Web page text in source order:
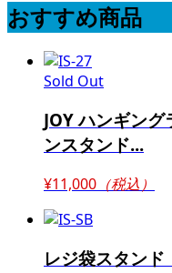
おすすめ商品
Sold Out
JOY ハンギン
ンスタンド...
¥11,000 （税込）
レジ袋スタンド